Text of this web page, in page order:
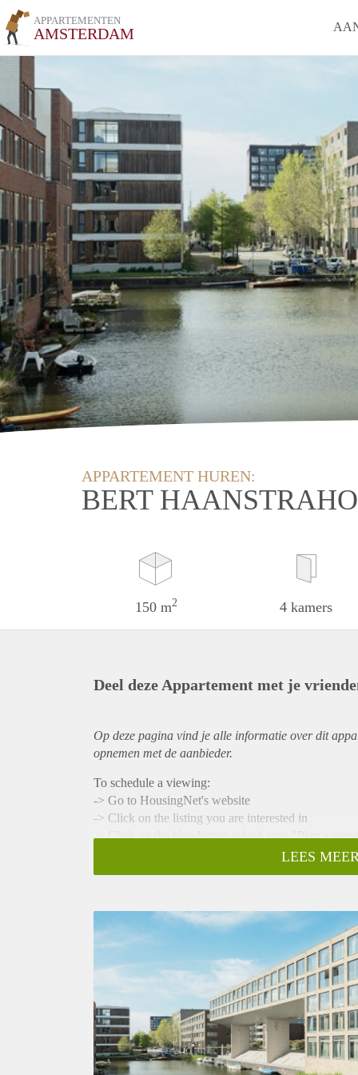
APPARTEMENTEN
AMSTERDAM
APPARTEMENT HUREN:
BERT
150 m2 4 kamers
Deel deze Appartement met je
Op deze pagina vind je alle informatie over dit
opnemen met de aanbieder.
To schedule a viewing:
-> Go to HousingNet's website
-> Click on the listing you are interested in
-> Click on the blue button which says "Plan a
-> Confirm the viewing directly via this calendar
Fantastic penthouse apartment with parking at
overlooking the water and the city. Parking
Within walking distance are various shops,
Blijburg. Ijburg offers something for everyone.
or in the Diemerpark. Terrace-goers can go to one
- Available on 01-08-2026 for minimum 12 months
- 150m2
- 3 bedrooms and a separate work space (no sharing
- Energylabel A
LEES